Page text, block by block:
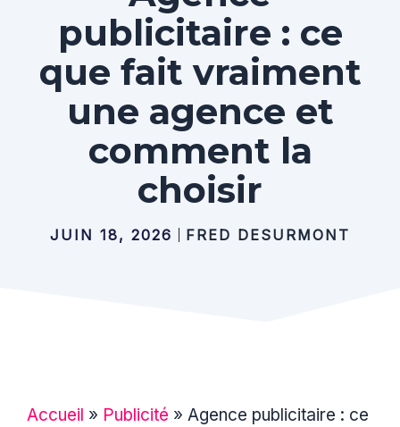
publicitaire : ce
que fait vraiment
une agence et
comment la
choisir
JUIN 18, 2026 FRED DESURMONT
Accueil » Publicité » Agence publicitaire : ce